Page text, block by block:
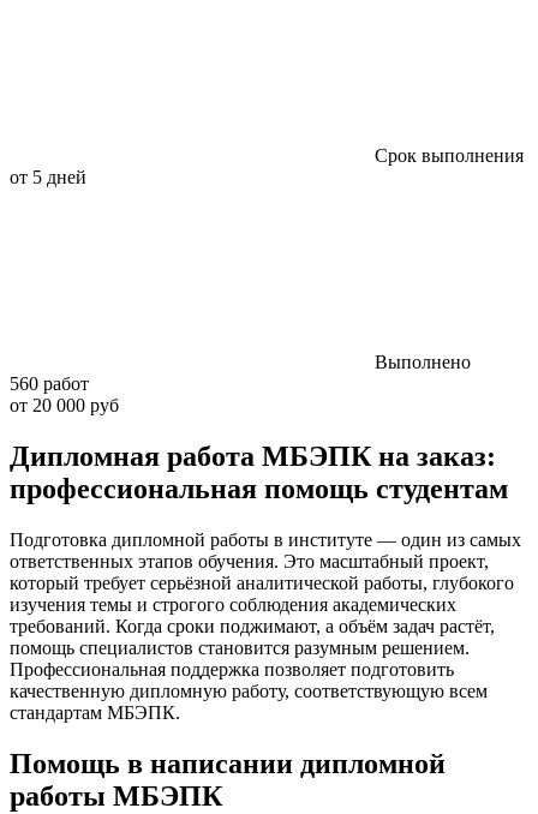
Срок выполнения
от 5 дней
Выполнено
560 работ
от 20 000 руб
Дипломная работа МБЭПК на заказ:
профессиональная помощь студентам
Подготовка дипломной работы в институте — один из самых
ответственных этапов обучения. Это масштабный проект,
который требует серьёзной аналитической работы, глубокого
изучения темы и строгого соблюдения академических
требований. Когда сроки поджимают, а объём задач растёт,
помощь специалистов становится разумным решением.
Профессиональная поддержка позволяет подготовить
качественную дипломную работу, соответствующую всем
стандартам МБЭПК.
Помощь в написании дипломной
работы МБЭПК